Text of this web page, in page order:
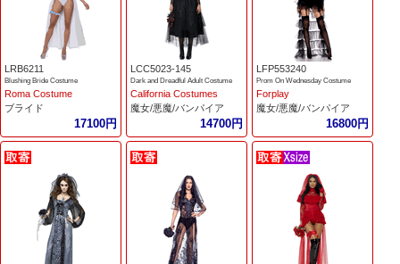
LRB6211
Blushing Bride Costume
Roma Costume
ブライド
17100円
LCC5023-145
Dark and Dreadful Adult Costume
California Costumes
魔女/悪魔/バンパイア
14700円
LFP553240
Prom On Wednesday Costume
Forplay
魔女/悪魔/バンパイア
16800円